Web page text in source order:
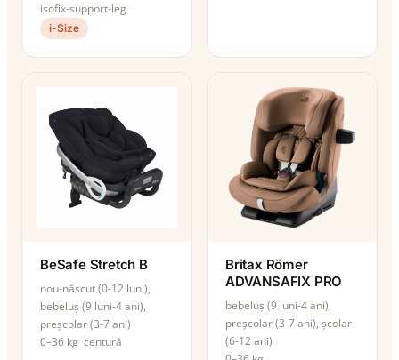
isofix-support-leg
i-Size
BeSafe Stretch B
nou-născut (0-12 luni),
bebeluș (9 luni-4 ani),
preșcolar (3-7 ani)
0–36 kg centură
Britax Römer
ADVANSAFIX PRO
bebeluș (9 luni-4 ani),
preșcolar (3-7 ani), școlar
(6-12 ani)